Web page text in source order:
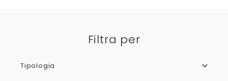
Filtra per
Tipologia